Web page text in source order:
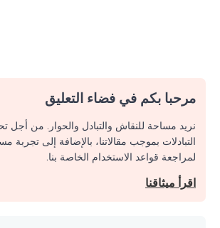
مرحبا بكم في فضاء التعليق
نريد مساحة للنقاش والتبادل والحوار. من أجل
التبادلات بموجب مقالاتنا، بالإضافة إلى تجربة
لمراجعة قواعد الاستخدام الخاصة بنا.
اقرأ ميثاقنا